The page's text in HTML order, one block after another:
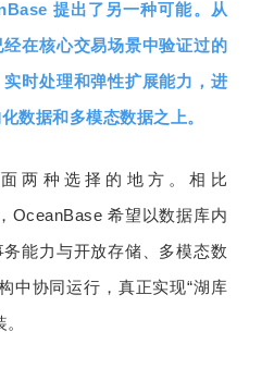
提出了另一种可能。从
在核心交易场景中验证过的
时处理和弹性扩展能力，进
数据和多模态数据之上。
两种选择的地方。相比
OceanBase 希望以数据库内
能力与开放存储、多模态数
中协同运行，真正实现“湖库